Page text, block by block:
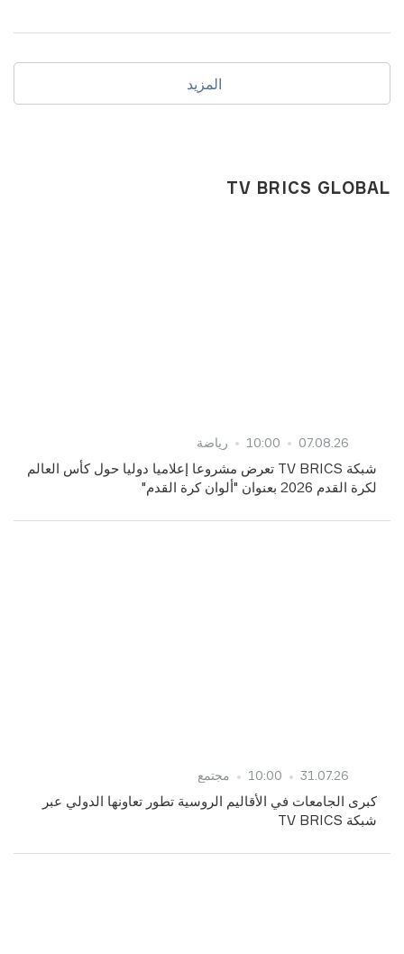
TV BRICS GLOBAL
07.08.26
10:00 رياضة
شبكة TV BRICS تعرض مشروعا إعلاميا دوليا حول كأس العالم
لكرة القدم 2026 بعنوان "ألوان كرة القدم"
31.07.26
10:00 مجتمع
كبرى الجامعات في الأقاليم الروسية تطور تعاونها الدولي عبر
شبكة TV BRICS
المزيد